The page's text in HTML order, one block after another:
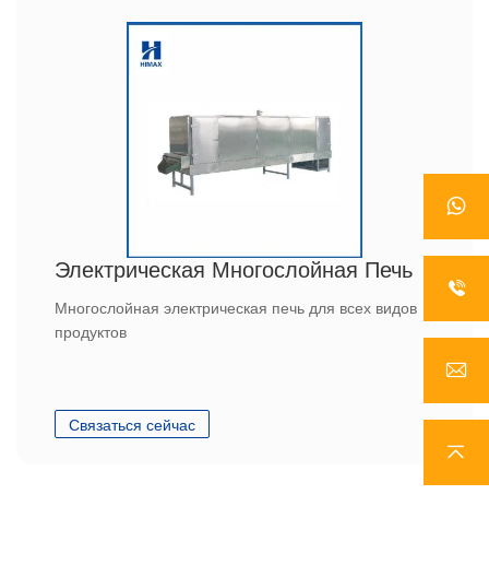
Электрическая Многослойная Печь
Многослойная электрическая печь для всех видов
продуктов
Связаться сейчас